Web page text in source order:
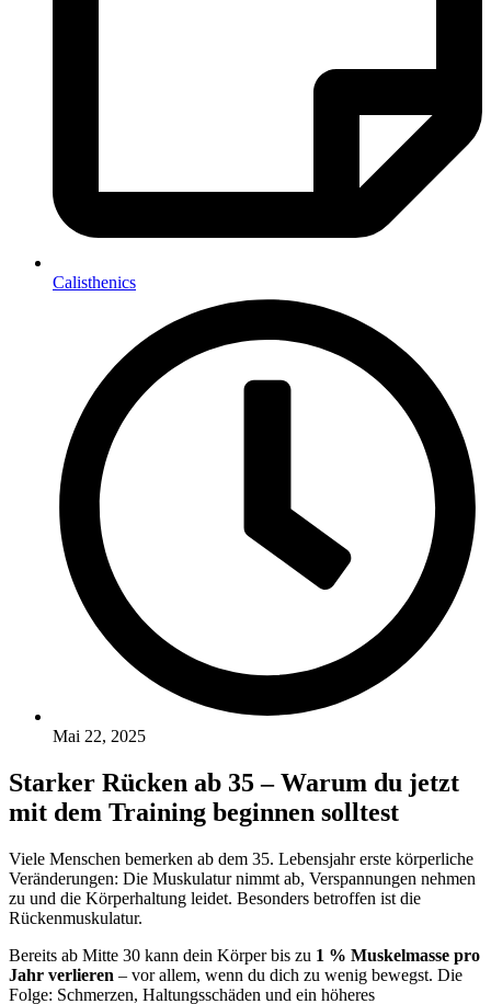
Calisthenics
Mai 22, 2025
Starker Rücken ab 35 – Warum du jetzt
mit dem Training beginnen solltest
Viele Menschen bemerken ab dem 35. Lebensjahr erste körperliche
Veränderungen: Die Muskulatur nimmt ab, Verspannungen nehmen
zu und die Körperhaltung leidet. Besonders betroffen ist die
Rückenmuskulatur.
Bereits ab Mitte 30 kann dein Körper bis zu 1 % Muskelmasse pro
Jahr verlieren – vor allem, wenn du dich zu wenig bewegst. Die
Folge: Schmerzen, Haltungsschäden und ein höheres